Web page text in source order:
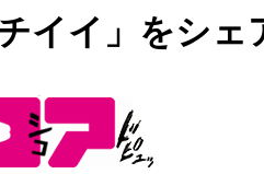
イイ」をシェ